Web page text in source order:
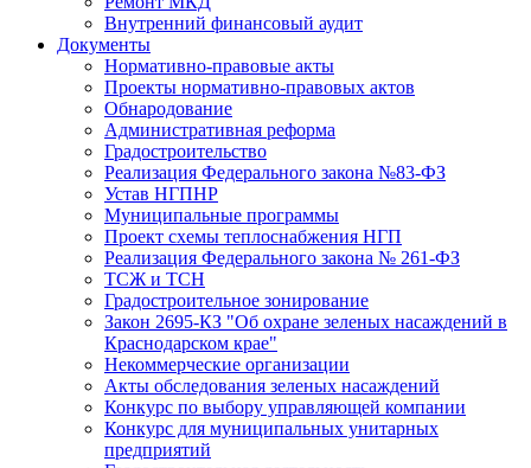
Внутренний финансовый аудит
Документы
Нормативно-правовые акты
Проекты нормативно-правовых актов
Обнародование
Административная реформа
Градостроительство
Реализация Федерального закона №83-ФЗ
Устав НГПНР
Муниципальные программы
Проект схемы теплоснабжения НГП
Реализация Федерального закона № 261-ФЗ
ТСЖ и ТСН
Градостроительное зонирование
Закон 2695-КЗ "Об охране зеленых насаждений в
Краснодарском крае"
Некоммерческие организации
Акты обследования зеленых насаждений
Конкурс по выбору управляющей компании
Конкурс для муниципальных унитарных
предприятий